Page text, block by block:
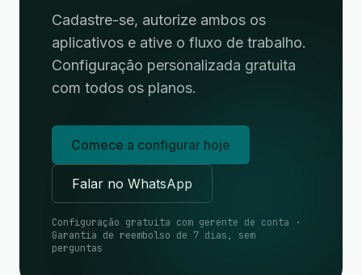
Cadastre-se, autorize ambos os
aplicativos e ative o fluxo de trabalho.
Configuração personalizada gratuita
com todos os planos.
Comece a configurar hoje
Falar no WhatsApp
Configuração gratuita com gerente de conta ·
Garantia de reembolso de 7 dias, sem
perguntas